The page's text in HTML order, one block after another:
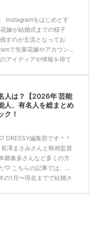
Instagramをはじめとす
嫁が結婚式までの様子
すのが主流となってお
で先輩花嫁やアカウン
アイディアや情報を得て
ました。 こちらの記事で
ランキングにまとめてい
調査結果です) ​​ ドレスの
[…]続きを読む
人は？【2026年 芸能
人、有名人を総まとめ
ク！
DRESSY編集部です＾＾
澤まさみさんと映画監督
郷奏多さんなど多くの方
♡ こちらの記事では、DR
の1月〜現在までで結婚さ